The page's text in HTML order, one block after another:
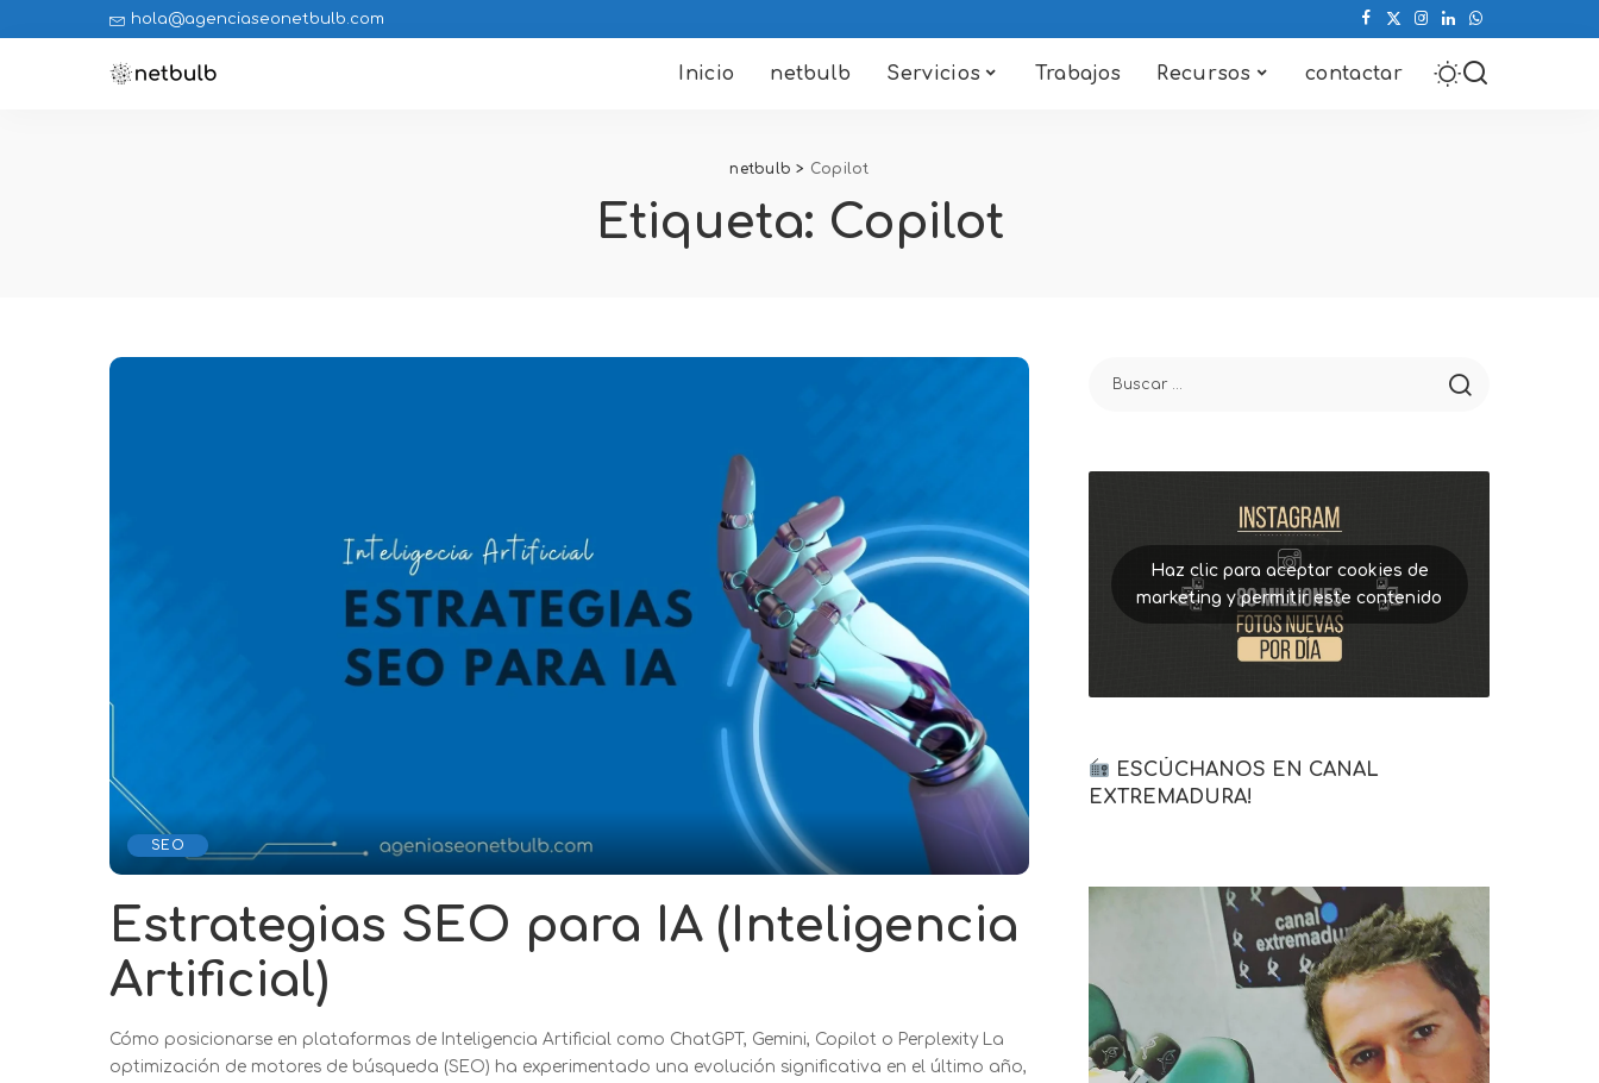
hola@agenciaseonetbulb.com
Inicio netbulb Servicios Trabajos Recursos contactar
netbulb > Copilot
Etiqueta: Copilot
SEO
Estrategias SEO para IA (Inteligencia
Artificial)
Cómo posicionarse en plataformas de Inteligencia Artificial como ChatGPT, Gemini, Copilot o Perplexity La
optimización de motores de búsqueda (SEO) ha experimentado una evolución significativa en el último año,
Haz clic para aceptar cookies de
marketing y permitir este contenido
ESCÚCHANOS EN CANAL
EXTREMADURA!